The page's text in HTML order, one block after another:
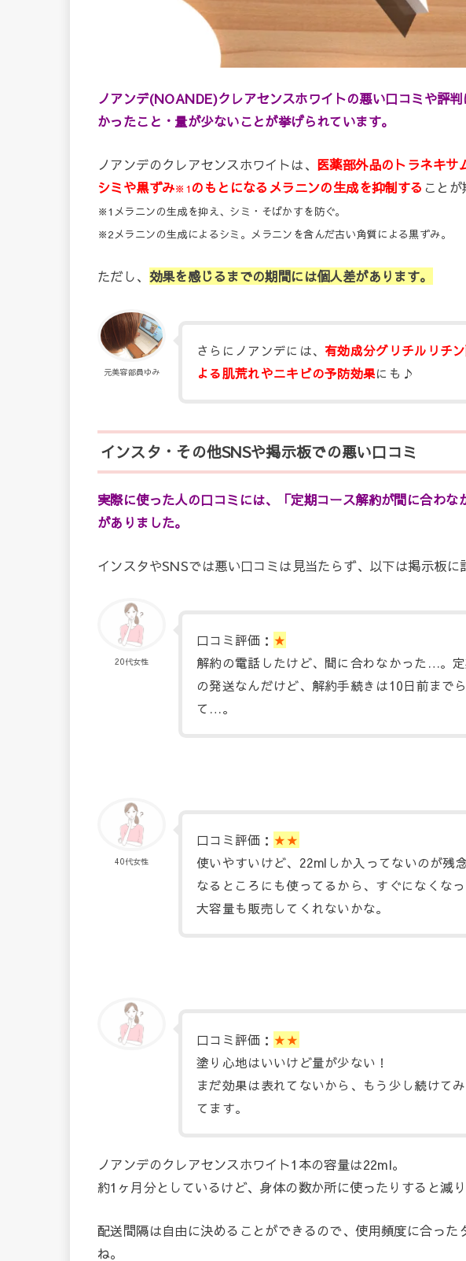
ノアンデ(NOANDE)クレアセンスホワイトの悪い口コミや評
かったこと・量が少ないことが挙げられています。
ノアンデのクレアセンスホワイトは、 医薬部外品のトラネキサ
シミや黒ずみ※1 のもとになるメラニンの生成を抑制する ことが
※1メラニンの生成を抑え、シミ・そばかすを防ぐ。
※2メラニンの生成によるシミ。メラニンを含んだ古い角質による黒ずみ。
ただし、 効果を感じるまでの期間には個人差があります。
元美容部員ゆみ
さらにノアンデには、 有効成分グリチルリチ
よる肌荒れやニキビの予防効果にも♪
インスタ・その他SNSや掲示板での悪い口コミ
実際に使った人の口コミには、「定期コース解約が間に合わ
がありました。
インスタやSNSでは悪い口コミは見当たらず、以下は掲示板に
20代女性
口コミ評価： ★
解約の電話したけど、間に合わなかった…。
の発送なんだけど、解約手続きは10日前まで
て…。
40代女性
口コミ評価： ★★
使いやすいけど、22mlしか入ってないのが残
なるところにも使ってるから、すぐになくな
大容量も販売してくれないかな。
口コミ評価： ★★
塗り心地はいいけど量が少ない！
まだ効果は表れてないから、もう少し続けて
てます。
ノアンデのクレアセンスホワイト1本の容量は22ml。
約1ヶ月分としているけど、身体の数か所に使ったりすると減
配送間隔は自由に決めることができるので、使用頻度に合った
ね。